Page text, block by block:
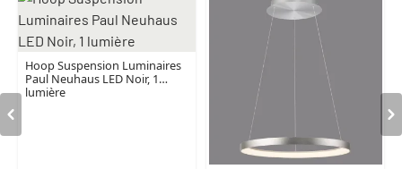
Hoop Suspension Luminaires
Paul Neuhaus LED Noir, 1
lumière